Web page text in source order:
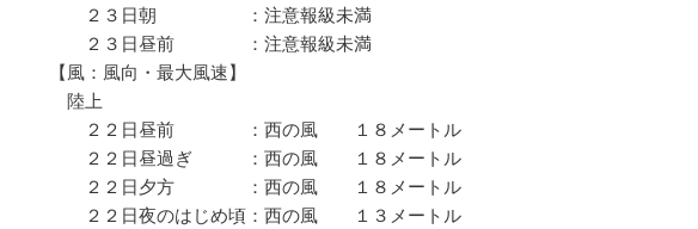
２３日朝 ：注意報級未満
２３日昼前 ：注意報級未満
【風：風向・最大風速】
陸上
２２日昼前 ：西の風 １８メートル
２２日昼過ぎ ：西の風 １８メートル
２２日夕方 ：西の風 １８メートル
２２日夜のはじめ頃：西の風 １３メートル